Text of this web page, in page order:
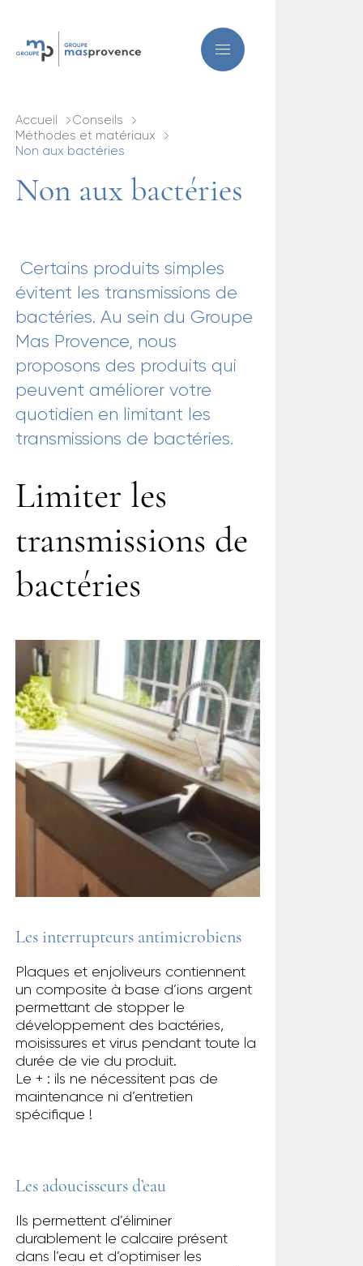
Accueil
Conseils
Méthodes et matériaux
Non aux bactéries
Non aux bactéries
Certains produits simples
évitent les transmissions de
bactéries. Au sein du Groupe
Mas Provence, nous
proposons des produits qui
peuvent améliorer votre
quotidien en limitant les
transmissions de bactéries.
Limiter les
transmissions de
bactéries
Les interrupteurs antimicrobiens
Plaques et enjoliveurs contiennent
un composite à base d’ions argent
permettant de stopper le
développement des bactéries,
moisissures et virus pendant toute la
durée de vie du produit.
Le + : ils ne nécessitent pas de
maintenance ni d’entretien
spécifique !
Les adoucisseurs d’eau
Ils permettent d’éliminer
durablement le calcaire présent
dans l’eau et d’optimiser les